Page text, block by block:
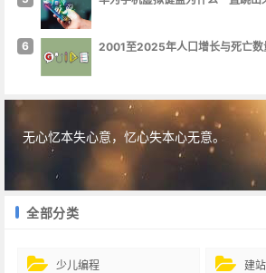
6
2001至2025年人口增长与死亡数
无心忆本失心意，忆心失本心无意。
全部分类
少儿编程 建